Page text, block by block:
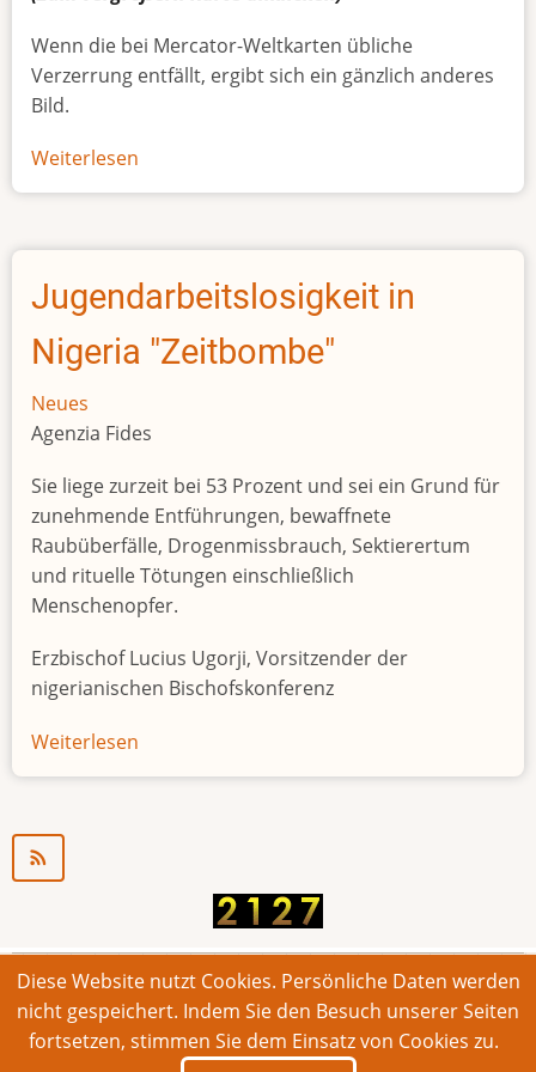
Wenn die bei Mercator-Weltkarten übliche
Verzerrung entfällt, ergibt sich ein gänzlich anderes
Bild.
Weiterlesen
Afrikas
Größe
Jugendarbeitslosigkeit in
Nigeria "Zeitbombe"
Neues
Agenzia Fides
Sie liege zurzeit bei 53 Prozent und sei ein Grund für
zunehmende Entführungen, bewaffnete
Raubüberfälle, Drogenmissbrauch, Sektierertum
und rituelle Tötungen einschließlich
Menschenopfer.
Erzbischof Lucius Ugorji, Vorsitzender der
nigerianischen Bischofskonferenz
Weiterlesen
Jugendarbeitslosigkeit
© 2026 Bonner Aufruf. Alle Rechte vorbehalten.
Footer
Impressum Kontakt Intern
Diese Website nutzt Cookies. Persönliche Daten werden
nicht gespeichert. Indem Sie den Besuch unserer Seiten
fortsetzen, stimmen Sie dem Einsatz von Cookies zu.